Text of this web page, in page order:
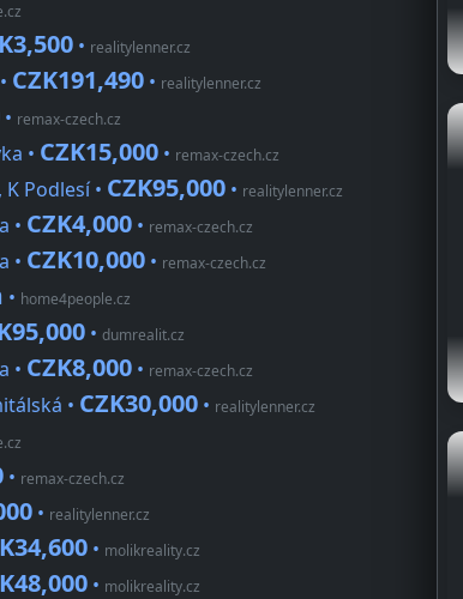
• realitylenner.cz
CZK191,490 • realitylenner.cz
• remax-czech.cz
• CZK15,000 • remax-czech.cz
Podlesí • CZK95,000 • realitylenner.cz
• CZK4,000 • remax-czech.cz
• CZK10,000 • remax-czech.cz
• home4people.cz
• dumrealit.cz
• CZK8,000 • remax-czech.cz
• CZK30,000 • realitylenner.cz
• remax-czech.cz
• realitylenner.cz
• molikreality.cz
• molikreality.cz